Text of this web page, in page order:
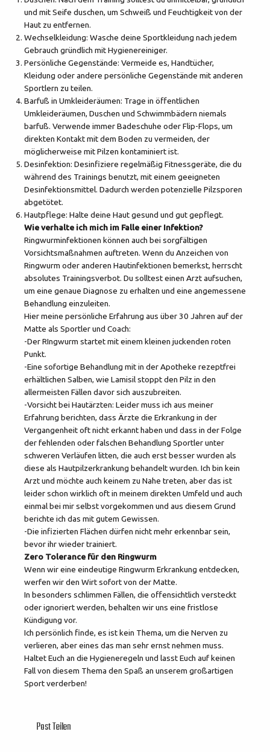
und mit Seife duschen, um Schweiß und Feuchtigkeit von der
Haut zu entfernen.
Wechselkleidung: Wasche deine Sportkleidung nach jedem
Gebrauch gründlich mit Hygienereiniger.
Persönliche Gegenstände: Vermeide es, Handtücher,
Kleidung oder andere persönliche Gegenstände mit anderen
Sportlern zu teilen.
Barfuß in Umkleideräumen: Trage in öffentlichen
Umkleideräumen, Duschen und Schwimmbädern niemals
barfuß. Verwende immer Badeschuhe oder Flip-Flops, um
direkten Kontakt mit dem Boden zu vermeiden, der
möglicherweise mit Pilzen kontaminiert ist.
Desinfektion: Desinfiziere regelmäßig Fitnessgeräte, die du
während des Trainings benutzt, mit einem geeigneten
Desinfektionsmittel. Dadurch werden potenzielle Pilzsporen
abgetötet.
Hautpflege: Halte deine Haut gesund und gut gepflegt.
Wie verhalte ich mich im Falle einer Infektion?
Ringwurminfektionen können auch bei sorgfältigen
Vorsichtsmaßnahmen auftreten. Wenn du Anzeichen von
Ringwurm oder anderen Hautinfektionen bemerkst, herrscht
absolutes Trainingsverbot. Du solltest einen Arzt aufsuchen,
um eine genaue Diagnose zu erhalten und eine angemessene
Behandlung einzuleiten.
Hier meine persönliche Erfahrung aus über 30 Jahren auf der
Matte als Sportler und Coach:
-Der RIngwurm startet mit einem kleinen juckenden roten
Punkt.
-Eine sofortige Behandlung mit in der Apotheke rezeptfrei
erhältlichen Salben, wie Lamisil stoppt den Pilz in den
allermeisten Fällen davor sich auszubreiten.
-Vorsicht bei Hautärzten: Leider muss ich aus meiner
Erfahrung berichten, dass Ärzte die Erkrankung in der
Vergangenheit oft nicht erkannt haben und dass in der Folge
der fehlenden oder falschen Behandlung Sportler unter
schweren Verläufen litten, die auch erst besser wurden als
diese als Hautpilzerkrankung behandelt wurden. Ich bin kein
Arzt und möchte auch keinem zu Nahe treten, aber das ist
leider schon wirklich oft in meinem direkten Umfeld und auch
einmal bei mir selbst vorgekommen und aus diesem Grund
berichte ich das mit gutem Gewissen.
-Die infizierten Flächen dürfen nicht mehr erkennbar sein,
bevor ihr wieder trainiert.
Zero Tolerance für den Ringwurm
Wenn wir eine eindeutige Ringwurm Erkrankung entdecken,
werfen wir den Wirt sofort von der Matte.
In besonders schlimmen Fällen, die offensichtlich versteckt
oder ignoriert werden, behalten wir uns eine fristlose
Kündigung vor.
Ich persönlich finde, es ist kein Thema, um die Nerven zu
verlieren, aber eines das man sehr ernst nehmen muss.
Haltet Euch an die Hygieneregeln und lasst Euch auf keinen
Fall von diesem Thema den Spaß an unserem großartigen
Sport verderben!
Post Teilen